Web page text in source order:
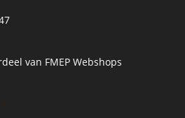
van FMEP Webshops